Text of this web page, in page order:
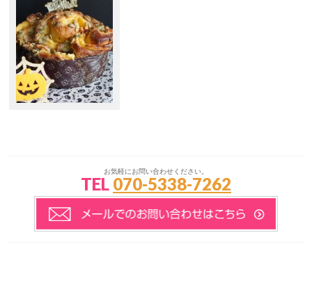
お気軽にお問い合わせください。
TEL 070-5338-7262